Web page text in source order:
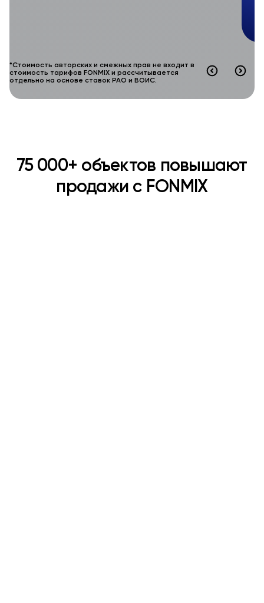
*Стоимость авторских и смежных прав не входит в
стоимость тарифов FONMIX и рассчитывается
отдельно на основе ставок РАО и ВОИС.
75 000+ объектов повышают
продажи с FONMIX